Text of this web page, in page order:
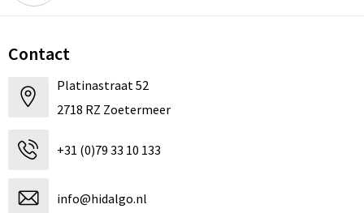
Contact
Platinastraat 52
2718 RZ Zoetermeer
+31 (0)79 33 10 133
info@hidalgo.nl